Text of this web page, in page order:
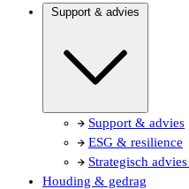
Support & advies
Support & advies
ESG & resilience
Strategisch
Houding & gedrag